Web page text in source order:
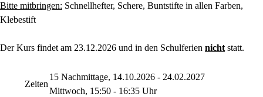
Bitte mitbringen: Schnellhefter, Schere, Buntstifte in allen Farben,
Klebestift
Der Kurs findet am 23.12.2026 und in den Schulferien nicht statt.
Zeiten
15 Nachmittage, 14.10.2026 - 24.02.2027
Mittwoch, 15:50 - 16:35 Uhr